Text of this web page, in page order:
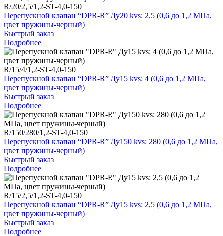
R/20/2,5/1,2-ST-4,0-150
Перепускной клапан “DPR-R” Ду20 kvs: 2,5 (0,6 до 1,2 МПа,
цвет пружины-черный)
Быстрый заказ
Подробнее
R/15/4/1,2-ST-4,0-150
Перепускной клапан “DPR-R” Ду15 kvs: 4 (0,6 до 1,2 МПа,
цвет пружины-черный)
Быстрый заказ
Подробнее
R/150/280/1,2-ST-4,0-150
Перепускной клапан “DPR-R” Ду150 kvs: 280 (0,6 до 1,2 МПа,
цвет пружины-черный)
Быстрый заказ
Подробнее
R/15/2,5/1,2-ST-4,0-150
Перепускной клапан “DPR-R” Ду15 kvs: 2,5 (0,6 до 1,2 МПа,
цвет пружины-черный)
Быстрый заказ
Подробнее